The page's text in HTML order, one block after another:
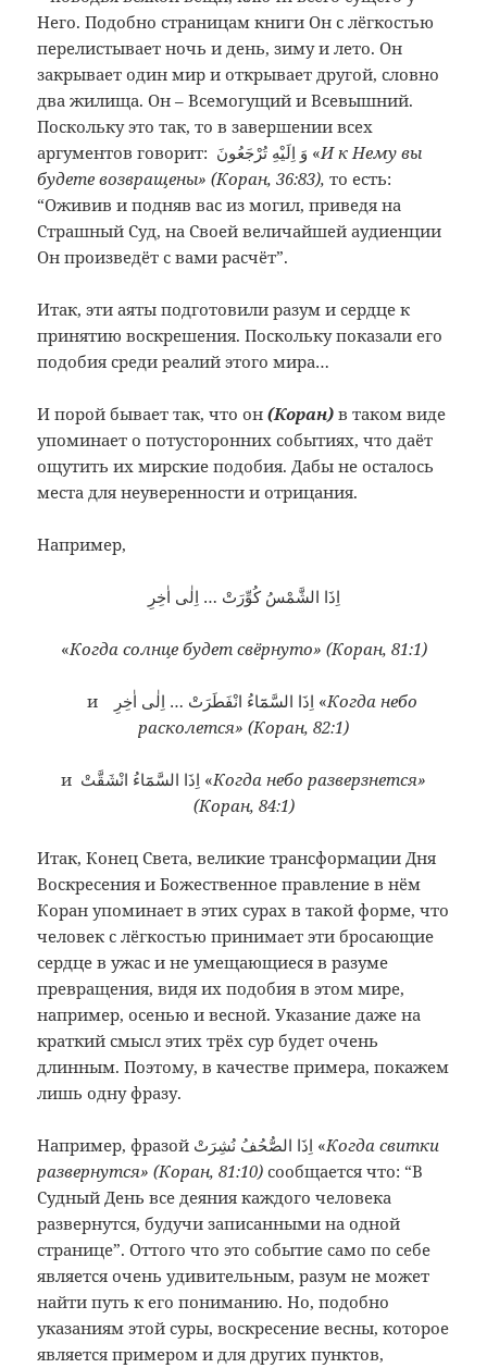
Него. Подобно страницам книги Он с лёгкостью
перелистывает ночь и день, зиму и лето. Он
закрывает один мир и открывает другой, словно
два жилища. Он – Всемогущий и Всевышний.
Поскольку это так, то в завершении всех
аргументов говорит: وَ اِلَيْهِ تُرْجَعُونَ «И к Нему вы
будете возвращены» (Коран, 36:83),то есть:
“Оживив и подняв вас из могил, приведя на
Страшный Суд, на Своей величайшей аудиенции
Он произведёт с вами расчёт”.
Итак, эти аяты подготовили разум и сердце к
принятию воскрешения. Поскольку показали его
подобия среди реалий этого мира…
И порой бывает так, что он(Коран) в таком виде
упоминает о потусторонних событиях, что даёт
ощутить их мирские подобия. Дабы не осталось
места для неуверенности и отрицания.
Например,
اِذَا الشَّمْسُ كُوِّرَتْ … اِلٰى اٰخِرِ
«Когда солнце будет свёрнуто» (Коран, 81:1)
и اِذَا السَّمَٓاءُ انْفَطَرَتْ … اِلٰى اٰخِرِ «Когда небо
расколется» (Коран, 82:1)
и اِذَا السَّمَٓاءُ انْشَقَّتْ «Когда небо разверзнется»
(Коран, 84:1)
Итак, Конец Света, великие трансформации Дня
Воскресения и Божественное правление в нём
Коран упоминает в этих сурах в такой форме, что
человек с лёгкостью принимает эти бросающие
сердце в ужас и не умещающиеся в разуме
превращения, видя их подобия в этом мире,
например, осенью и весной. Указание даже на
краткий смысл этих трёх сур будет очень
длинным. Поэтому, в качестве примера, покажем
лишь одну фразу.
Например, фразой اِذَا الصُّحُفُ نُشِرَتْ «Когда свитки
развернутся» (Коран, 81:10)сообщается что: “В
Судный День все деяния каждого человека
развернутся, будучи записанными на одной
странице”. Оттого что это событие само по себе
является очень удивительным, разум не может
найти путь к его пониманию. Но, подобно
указаниям этой суры, воскресение весны, которое
является примером и для других пунктов,